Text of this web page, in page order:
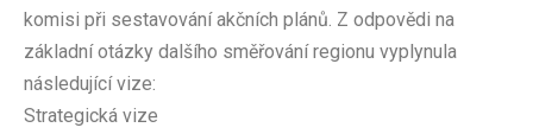
komisi při sestavování akčních plánů. Z odpovědi na
základní otázky dalšího směřování regionu vyplynula
následující vize:
Strategická vize